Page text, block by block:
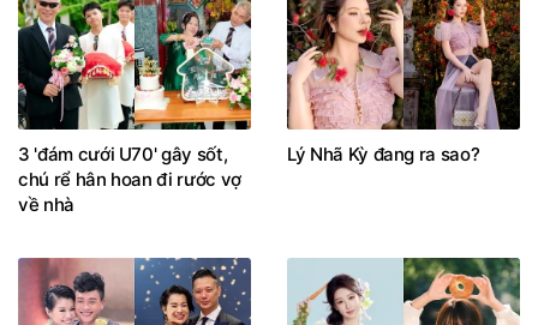
3 'đám cưới U70' gây sốt,
chú rể hân hoan đi rước vợ
về nhà
Lý Nhã Kỳ đang ra sao?